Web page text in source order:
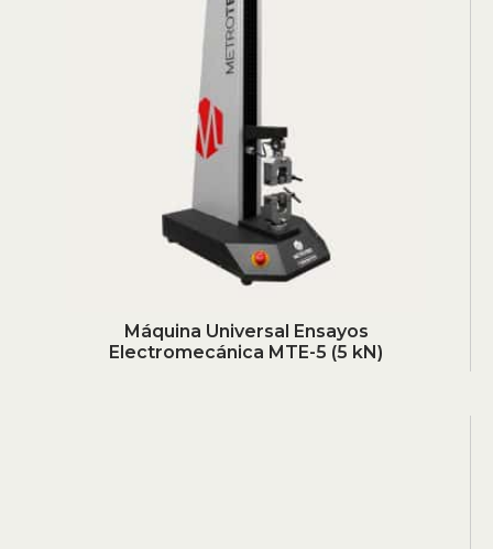
Máquina Universal Ensayos
Electromecánica MTE-5 (5 kN)